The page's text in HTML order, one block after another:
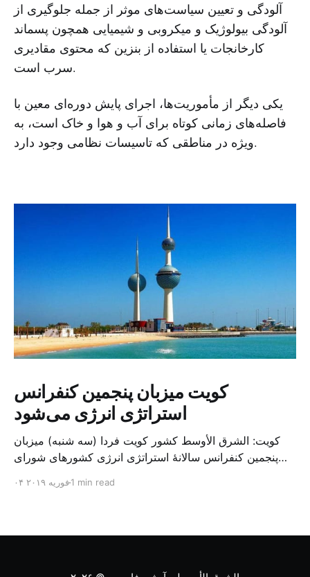
آلودگی و تعیین سیاست‌های موثر از جمله جلوگیری از
آلودگی بیولوژیک و میکروبی و شیمیایی همچون پسماند
کارخانجات یا استفاده از بنزین که محتوی مقادیری
سرب است.
یکی دیگر از مأموریت‌ها، اجرای پایش دوره‌ای معین با
فاصله‌های زمانی کوتاه برای آب و هوا و خاک است، به
ویژه در مناطقی که تاسیسات نظامی وجود دارد.
کویت میزبان پنجمین کنفرانس
استراتژی انرژی می‌شود
کویت: الشرق الأوسط کشور کویت فردا (سه شنبه) میزبان
پنجمین کنفرانس سالانهٔ استراتژی انرژی کشورهای شورای
متخصص از شرکت‌های جهانی نفت و گاز در این کنفرانس
۰۴ فوریه ۲۰۱۹1 min read